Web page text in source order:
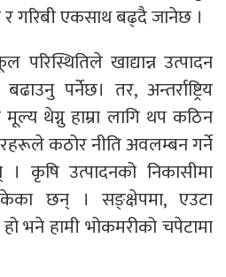
र गरिबी एकसाथ बढ्दै जानेछ ।
परिस्थितिले खाद्यान्न उत्पादन
पर्नेछ। तर, अन्तर्राष्ट्रिय
मूल्य थेग्नु हाम्रा लागि थप कठिन
कठोर नीति अवलम्बन गर्ने
कृषि उत्पादनको निकासीमा
छन् । सङ्क्षेपमा, एउटा
भने हामी भोकमरीको चपेटामा